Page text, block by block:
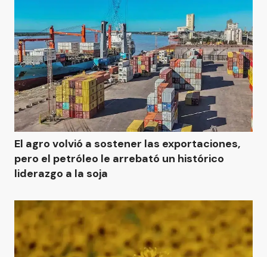
El agro volvió a sostener las exportaciones,
pero el petróleo le arrebató un histórico
liderazgo a la soja